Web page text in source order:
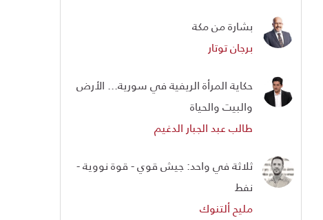
بشارة من مكة
برجان توتار
حكاية المرأة الريفية في سورية... الأرض
والبيت والحياة
طالب عبد الجبار الدغيم
ثلاثة في واحد: جيش قوي - قوة نووية -
نفط
مليح ألتنوك